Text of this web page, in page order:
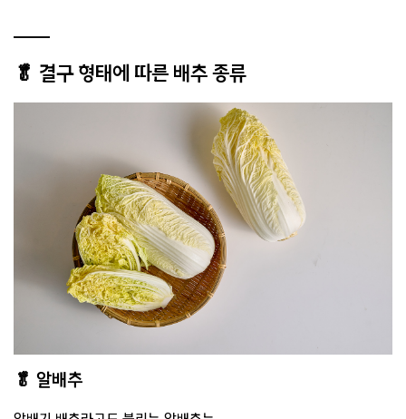
🥬 결구 형태에 따른 배추 종류
🥬 알배추